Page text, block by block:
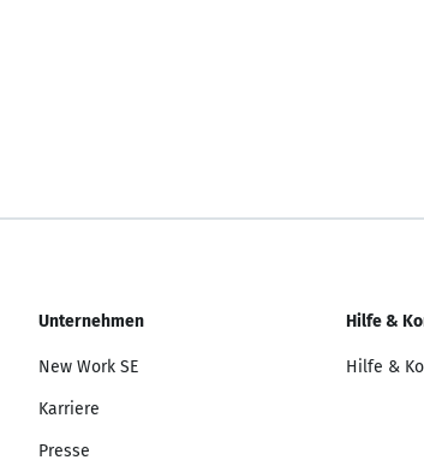
Unternehmen
New Work SE
Karriere
Presse
Hilfe &
Hilfe &